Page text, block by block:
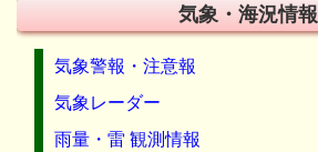
気象・海況情報
気象警報・注意報
気象レーダー
雨量・雷 観測情報